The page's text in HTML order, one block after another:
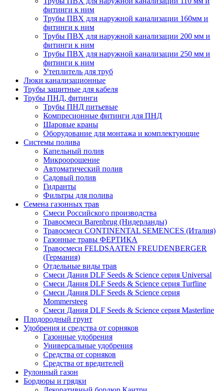
фитинги к ним
Трубы ПВХ для наружной канализации 160мм и
фитинги к ним
Трубы ПВХ для наружной канализации 200 мм и
фитинги к ним
Трубы ПВХ для наружной канализации 250 мм и
фитинги к ним
Утеплитель для труб
Люки канализационные
Трубы защитные для кабеля
Трубы ПНД, фитинги
Трубы ПНД питьевые
Компресионные фитинги для ПНД
Шаровые краны
Оборудование для монтажа и комплектующие
Системы полива
Капельный полив
Микроорошение
Автоматический полив
Садовый полив
Гидранты
Фильтры для полива
Семена газонных трав
Смеси Российского производства
Травосмеси Barenbrug (Нидерланды)
Травосмеси CONTINENTAL SEMENCES (Италия)
Газонные травы ФЕРТИКА
Травосмеси FELDSAATEN FREUDENBERGER
(Германия)
Отдельные виды трав
Смеси Дания DLF Seeds & Sciеnce серия Universal
Смеси Дания DLF Seeds & Sciеnce серия Turfline
Смеси Дания DLF Seeds & Sciеnce серия
Mommersteeg
Смеси Дания DLF Seeds & Sciеnce серия Masterline
Плодородный грунт
Удобрения и средства от сорняков
Газонные удобрения
Универсальные удобрения
Средства от сорняков
Средства от вредителей
Рулонный газон
Бордюры и грядки